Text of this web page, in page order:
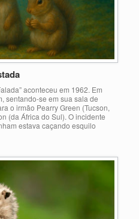
aconteceu em 1962. Em
sentando-se em sua sala de
o irmão Pearry Green (Tucson,
(da África do Sul). O incidente
estava caçando esquilo